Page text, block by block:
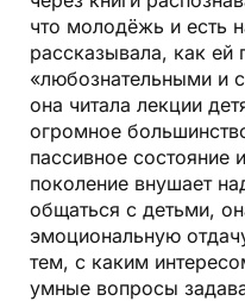
что молодёжь и есть
рассказывала, как ей
«любознательными и
она читала лекции
огромное
пассивное состояние
поколение внушает
общаться с детьми,
эмоциональную
тем, с каким
умные вопросы